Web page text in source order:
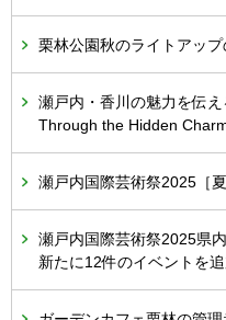
栗林公園秋のライトアッ
瀬戸内・香川の魅力を伝
Through the Hidden
瀬戸内国際芸術祭2025［
瀬戸内国際芸術祭2025県
新たに12件のイベントを